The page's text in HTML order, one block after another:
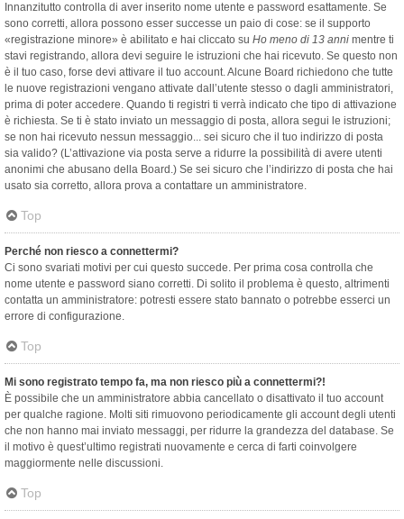
Innanzitutto controlla di aver inserito nome utente e password esattamente. Se
sono corretti, allora possono esser successe un paio di cose: se il supporto
«registrazione minore» è abilitato e hai cliccato su Ho meno di 13 anni mentre ti
stavi registrando, allora devi seguire le istruzioni che hai ricevuto. Se questo non
è il tuo caso, forse devi attivare il tuo account. Alcune Board richiedono che tutte
le nuove registrazioni vengano attivate dall’utente stesso o dagli amministratori,
prima di poter accedere. Quando ti registri ti verrà indicato che tipo di attivazione
è richiesta. Se ti è stato inviato un messaggio di posta, allora segui le istruzioni;
se non hai ricevuto nessun messaggio... sei sicuro che il tuo indirizzo di posta
sia valido? (L’attivazione via posta serve a ridurre la possibilità di avere utenti
anonimi che abusano della Board.) Se sei sicuro che l’indirizzo di posta che hai
usato sia corretto, allora prova a contattare un amministratore.
Top
Perché non riesco a connettermi?
Ci sono svariati motivi per cui questo succede. Per prima cosa controlla che
nome utente e password siano corretti. Di solito il problema è questo, altrimenti
contatta un amministratore: potresti essere stato bannato o potrebbe esserci un
errore di configurazione.
Top
Mi sono registrato tempo fa, ma non riesco più a connettermi?!
È possibile che un amministratore abbia cancellato o disattivato il tuo account
per qualche ragione. Molti siti rimuovono periodicamente gli account degli utenti
che non hanno mai inviato messaggi, per ridurre la grandezza del database. Se
il motivo è quest’ultimo registrati nuovamente e cerca di farti coinvolgere
maggiormente nelle discussioni.
Top